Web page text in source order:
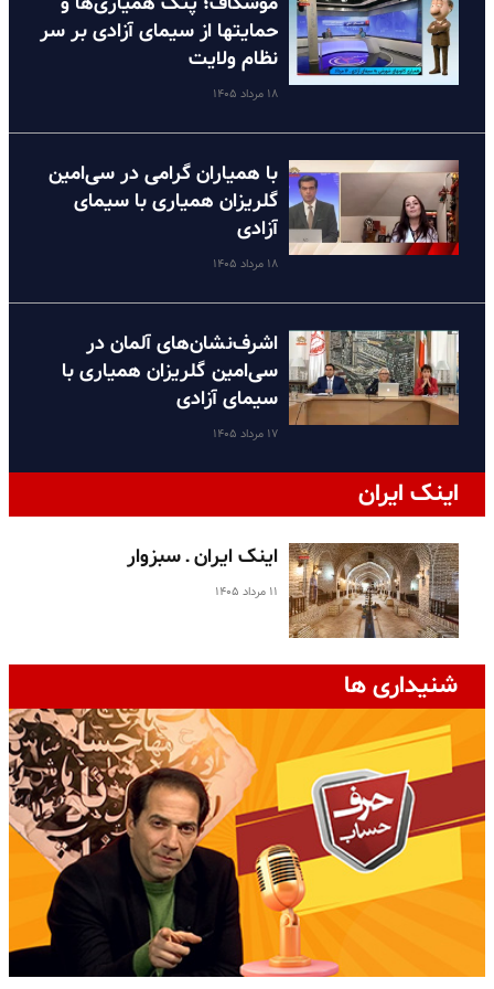
حمایتها از سیمای آزادی بر سر
نظام ولایت
۱۸ مرداد ۱۴۰۵
با همیاران گرامی در سی‌امین
گلریزان همیاری با سیمای
آزادی
۱۸ مرداد ۱۴۰۵
اشرف‌نشان‌های آلمان در
سی‌امین گلریزان همیاری با
سیمای آزادی
۱۷ مرداد ۱۴۰۵
اینک ایران
اینک ایران ـ سبزوار
۱۱ مرداد ۱۴۰۵
شنیداری ها